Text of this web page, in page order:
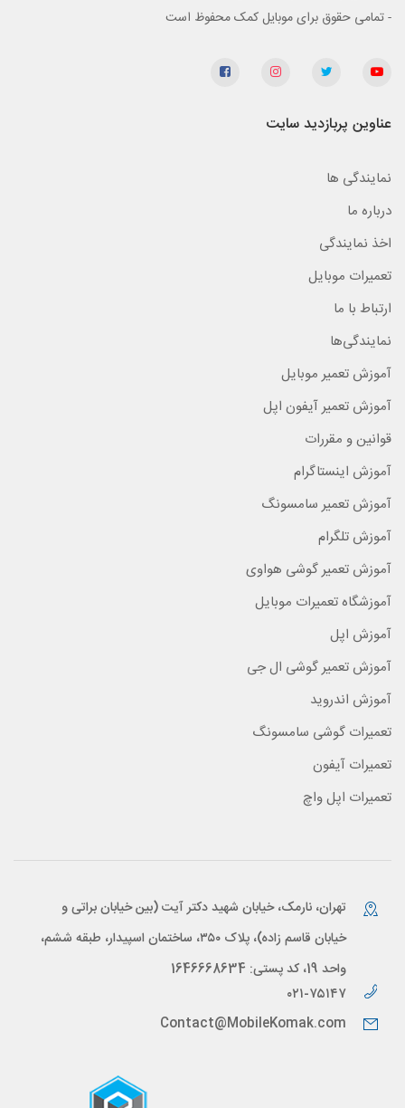
- تمامی حقوق برای موبایل کمک محفوظ است
عناوین پربازدید سایت
نمایندگی ها
درباره ما
اخذ نمایندگی
تعمیرات موبایل
ارتباط با ما
نمایندگی‌ها
آموزش تعمیر موبایل
آموزش تعمیر آیفون اپل
قوانین و مقررات
آموزش اینستاگرام
آموزش تعمیر سامسونگ
آموزش تلگرام
آموزش تعمیر گوشی هواوی
آموزشگاه تعمیرات موبایل
آموزش اپل
آموزش تعمیر گوشی ال جی
آموزش اندروید
تعمیرات گوشی سامسونگ
تعمیرات آیفون
تعمیرات اپل واچ
تهران، نارمک، خیابان شهید دکتر آیت (بین خیابان براتی و
خیابان قاسم زاده)، پلاک ۳۵۰، ساختمان اسپیدار، طبقه ششم،
واحد 19، کد پستی: 1646668634
۰۲۱-۷۵۱۴۷
Contact@MobileKomak.com